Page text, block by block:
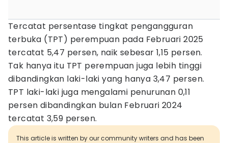
Tercatat persentase tingkat pengangguran
terbuka (TPT) perempuan pada Februari 2025
tercatat 5,47 persen, naik sebesar 1,15 persen.
Tak hanya itu TPT perempuan juga lebih tinggi
dibandingkan laki-laki yang hanya 3,47 persen.
TPT laki-laki juga mengalami penurunan 0,11
persen dibandingkan bulan Februari 2024
tercatat 3,59 persen.
This article is written by our community writers and has been